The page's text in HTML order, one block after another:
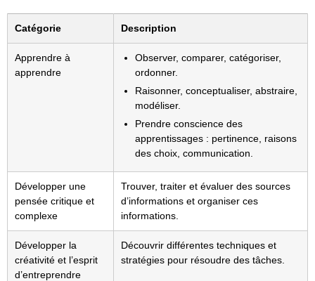
Catégorie Description
Apprendre à
apprendre
Observer, comparer, catégoriser,
ordonner.
Raisonner, conceptualiser, abstraire,
modéliser.
Prendre conscience des
apprentissages : pertinence, raisons
des choix, communication.
Développer une
pensée critique et
complexe
Trouver, traiter et évaluer des sources
d’informations et organiser ces
informations.
Développer la
créativité et l’esprit
d’entreprendre
Découvrir différentes techniques et
stratégies pour résoudre des tâches.